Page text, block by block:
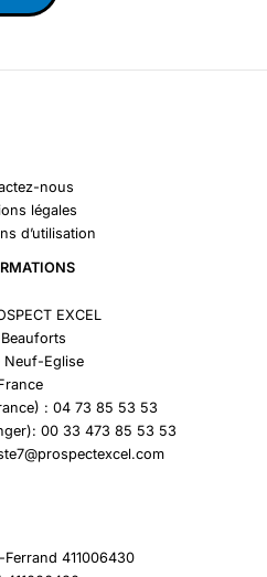
nous
légales
d’utilisation
EXCEL
Neuf-Eglise
: 04 73 85 53 53
00 33 473 85 53 53
Ferrand 411006430